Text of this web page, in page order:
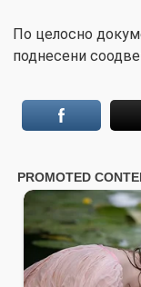
По целосно
поднесени